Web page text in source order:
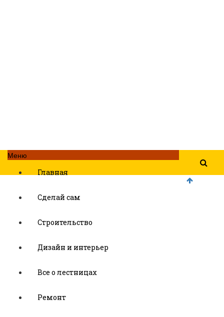
Меню
Главная
Сделай сам
Строительство
Дизайн и интерьер
Все о лестницах
Ремонт